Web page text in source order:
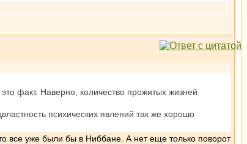
факт. Наверно, количество прожитых жизней
психических явлений так же хорошо
все уже были бы в Ниббане. А нет еще только поворот